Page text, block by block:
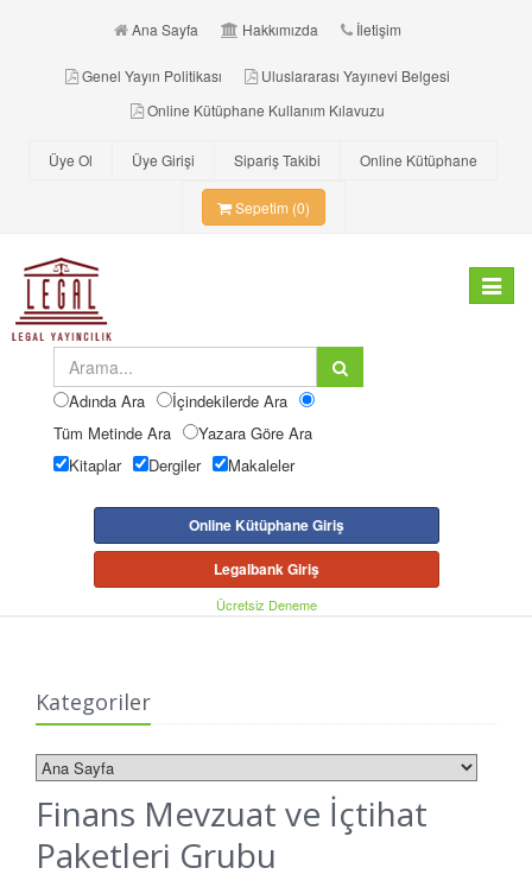
Ana Sayfa Hakkımızda İletişim
Genel Yayın Politikası
Uluslararası Yayınevi Belgesi
Online Kütüphane Kullanım Kılavuzu
Üye Ol Üye Girişi Sipariş Takibi Online Kütüphane
Sepetim (0)
Toggle
Adında Ara
İçindekilerde Ara
Tüm Metinde Ara
Yazara Göre Ara
Kitaplar
Dergiler Makaleler
Online Kütüphane Giriş
Legalbank Giriş
Ücretsiz Deneme
Kategoriler
Finans Mevzuat ve İçtihat
Paketleri Grubu